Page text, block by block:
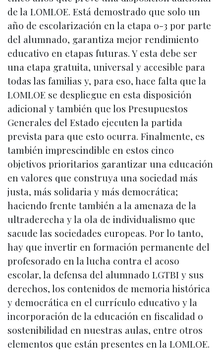
de la LOMLOE. Está demostrado que solo un
año de escolarización en la etapa 0-3 por parte
del alumnado, garantiza mejor rendimiento
educativo en etapas futuras. Y esta debe ser
una etapa gratuita, universal y accesible para
todas las familias y, para eso, hace falta que la
LOMLOE se despliegue en esta disposición
adicional y también que los Presupuestos
Generales del Estado ejecuten la partida
prevista para que esto ocurra. Finalmente, es
también imprescindible en estos cinco
objetivos prioritarios garantizar una educación
en valores que construya una sociedad más
justa, más solidaria y más democrática;
haciendo frente también a la amenaza de la
ultraderecha y la ola de individualismo que
sacude las sociedades europeas. Por lo tanto,
hay que invertir en formación permanente del
profesorado en la lucha contra el acoso
escolar, la defensa del alumnado LGTBI y sus
derechos, los contenidos de memoria histórica
y democrática en el currículo educativo y la
incorporación de la educación en fiscalidad o
sostenibilidad en nuestras aulas, entre otros
elementos que están presentes en la LOMLOE.